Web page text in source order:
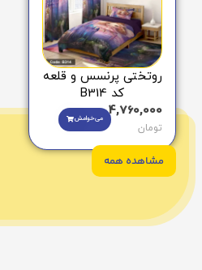
روتختی پرنسس و قلعه
کد B314
4,760,000
تومان
می‌خوامش
مشاهده همه